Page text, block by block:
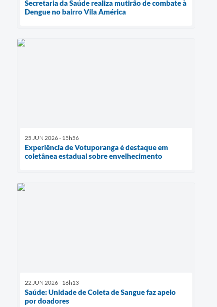
Secretaria da Saúde realiza mutirão de combate à
Dengue no bairro Vila América
25 JUN 2026 - 15h56
Experiência de Votuporanga é destaque em
coletânea estadual sobre envelhecimento
22 JUN 2026 - 16h13
Saúde: Unidade de Coleta de Sangue faz apelo
por doadores